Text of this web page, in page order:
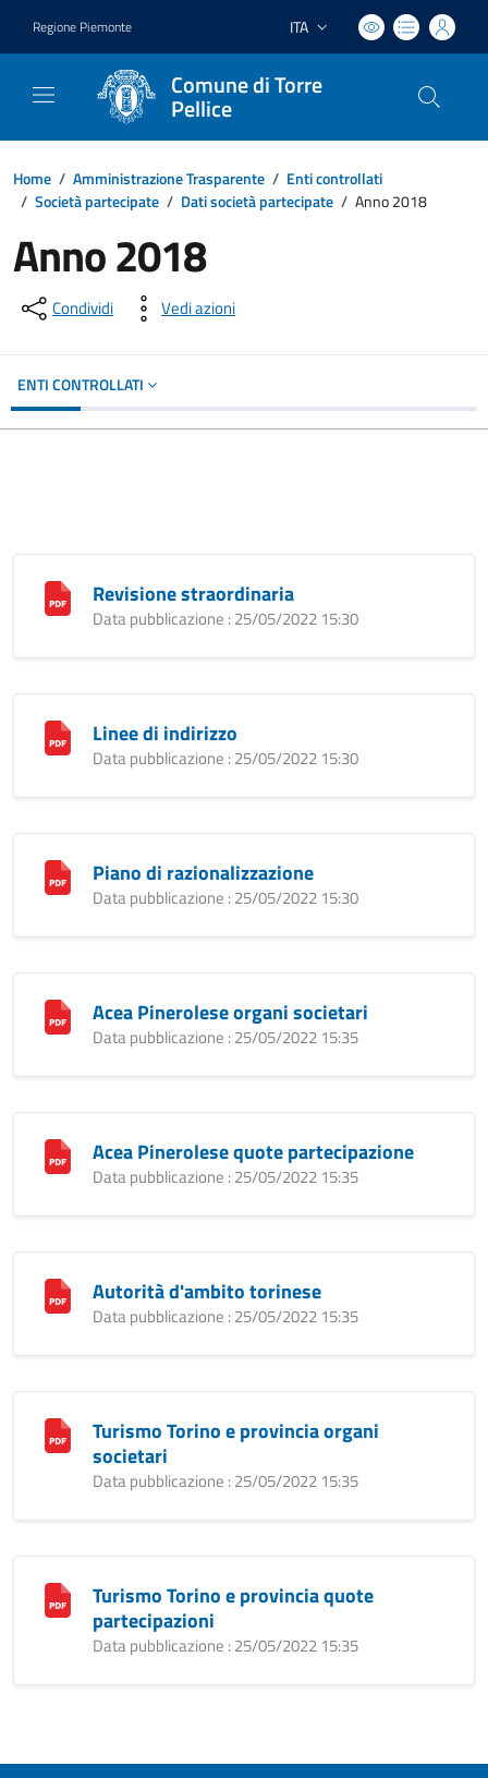
Regione Piemonte Lingua attiva:
ITA
Comune di Torre
Pellice
Home / Amministrazione Trasparente / Enti controllati
/ Società partecipate / Dati società partecipate / Anno 2018
Anno 2018
Condividi Vedi azioni
ENTI CONTROLLATI
Revisione straordinaria
Data pubblicazione : 25/05/2022 15:30
Linee di indirizzo
Data pubblicazione : 25/05/2022 15:30
Piano di razionalizzazione
Data pubblicazione : 25/05/2022 15:30
Acea Pinerolese organi societari
Data pubblicazione : 25/05/2022 15:35
Acea Pinerolese quote partecipazione
Data pubblicazione : 25/05/2022 15:35
Autorità d'ambito torinese
Data pubblicazione : 25/05/2022 15:35
Turismo Torino e provincia organi
societari
Data pubblicazione : 25/05/2022 15:35
Turismo Torino e provincia quote
partecipazioni
Data pubblicazione : 25/05/2022 15:35